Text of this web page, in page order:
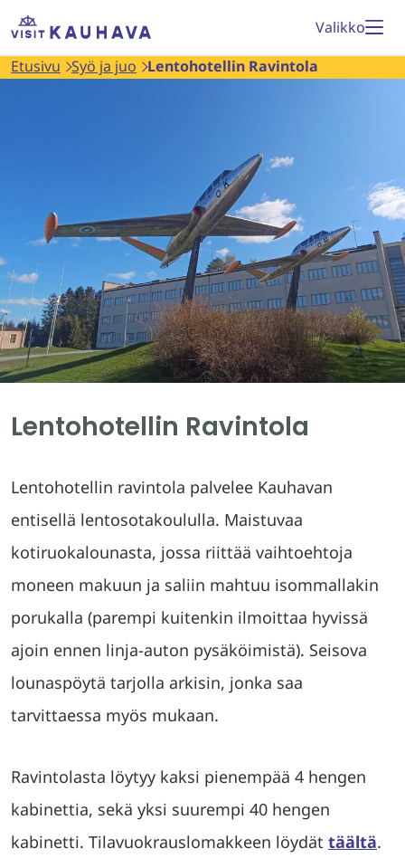
Siirry
Etusivu
Valikko
Etusivu Syö ja juo Lentohotellin Ravintola
Lentohotellin Ravintola
Lentohotellin ravintola palvelee Kauhavan
entisellä lentosotakoululla. Maistuvaa
kotiruokalounasta, jossa riittää vaihtoehtoja
moneen makuun ja saliin mahtuu isommallakin
porukalla (parempi kuitenkin ilmoittaa hyvissä
ajoin ennen linja-auton pysäköimistä). Seisova
lounaspöytä tarjolla arkisin, jonka saa
tarvittaessa myös mukaan.
Ravintolasta löytyy kaksi pienempää 4 hengen
kabinettia, sekä yksi suurempi 40 hengen
kabinetti. Tilavuokrauslomakkeen löydät täältä.